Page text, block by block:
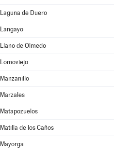
Laguna de Duero
Langayo
Llano de Olmedo
Lomoviejo
Manzanillo
Marzales
Matapozuelos
Matilla de los Caños
Mayorga